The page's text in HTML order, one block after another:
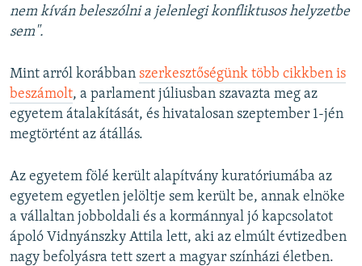
nem kíván beleszólni a jelenlegi konfliktusos helyzetbe
sem".
Mint arról korábban szerkesztőségünk több cikkben is
beszámolt, a parlament júliusban szavazta meg az
egyetem átalakítását, és hivatalosan szeptember 1-jén
megtörtént az átállás.
Az egyetem fölé került alapítvány kuratóriumába az
egyetem egyetlen jelöltje sem került be, annak elnöke
a vállaltan jobboldali és a kormánnyal jó kapcsolatot
ápoló Vidnyánszky Attila lett, aki az elmúlt évtizedben
nagy befolyásra tett szert a magyar színházi életben.